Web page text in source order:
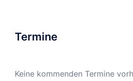
Termine
Keine kommenden Termine